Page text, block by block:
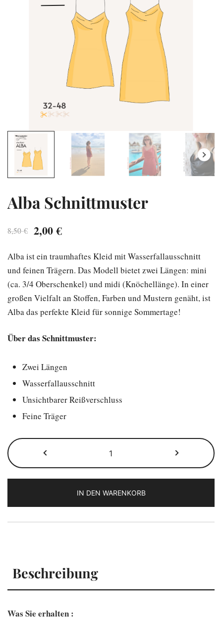
Alba Schnittmuster
8,50€ Ursprünglicher
war:
8,50 €
2,00€Aktueller
ist:
2,00 €.
Alba ist ein traumhaftes Kleid mit Wasserfallausschnitt
und feinen Trägern. Das Modell bietet zwei Längen: mini
(ca. 3/4 Oberschenkel) und midi (Knöchellänge). In einer
großen Vielfalt an Stoffen, Farben und Mustern genäht, ist
Alba das perfekte Kleid für sonnige Sommertage!
Über das Schnittmuster:
Zwei Längen
Wasserfallausschnitt
Unsichtbarer Reißverschluss
Feine Träger
Schnittmuster
Menge
IN DEN WARENKORB
Beschreibung
Was Sie erhalten :